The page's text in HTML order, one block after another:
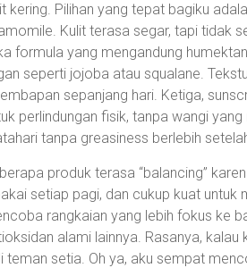
kering. Pilihan yang tepat bagiku
Kulit terasa segar, tapi tidak
formula yang mengandung
seperti jojoba atau squalane.
sepanjang hari. Ketiga,
perlindungan fisik, tanpa wangi
tanpa greasiness berlebih
produk terasa “balancing”
setiap pagi, dan cukup kuat untuk
rangkaian yang lebih fokus ke
alami lainnya. Rasanya,
teman setia. Oh ya, aku sempat